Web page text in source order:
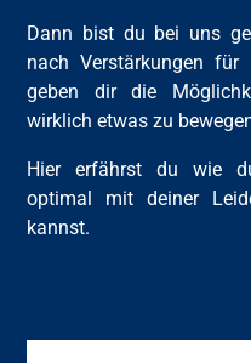
Dann bist du bei uns
nach Verstärkungen für
geben dir die
wirklich etwas zu
Hier erfährst du wie
optimal mit deiner
kannst.